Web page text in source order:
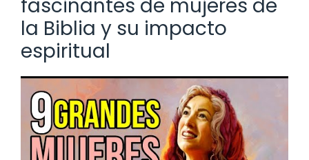
fascinantes de mujeres de
la Biblia y su impacto
espiritual